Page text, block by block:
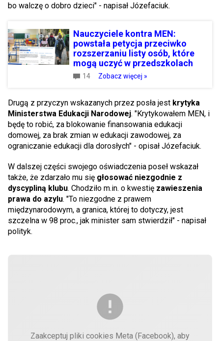
bo walczę o dobro dzieci" - napisał Józefaciuk.
Nauczyciele kontra MEN:
powstała petycja przeciwko
rozszerzaniu listy osób, które
mogą uczyć w przedszkolach
14 Zobacz więcej »
Drugą z przyczyn wskazanych przez posła jest krytyka
Ministerstwa Edukacji Narodowej. "Krytykowałem MEN, i
będę to robić, za blokowanie finansowania edukacji
domowej, za brak zmian w edukacji zawodowej, za
ograniczanie edukacji dla dorosłych" - opisał Józefaciuk.
W dalszej części swojego oświadczenia poseł wskazał
także, że zdarzało mu się głosować niezgodnie z
dyscypliną klubu. Chodziło m.in. o kwestię zawieszenia
prawa do azylu. "To niezgodne z prawem
międzynarodowym, a granica, której to dotyczy, jest
szczelna w 98 proc., jak minister sam stwierdził" - napisał
polityk.
Zaakceptuj pliki cookies Meta (Facebook), aby